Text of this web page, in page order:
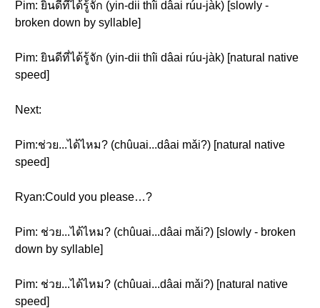
Pim: ยินดีที่ได้รู้จัก (yin-dii thîi dâai rúu-jàk) [slowly -
broken down by syllable]
Pim: ยินดีที่ได้รู้จัก (yin-dii thîi dâai rúu-jàk) [natural native
speed]
Next:
Pim:ช่วย...ได้ไหม? (chûuai...dâai mǎi?) [natural native
speed]
Ryan:Could you please…?
Pim: ช่วย...ได้ไหม? (chûuai...dâai mǎi?) [slowly - broken
down by syllable]
Pim: ช่วย...ได้ไหม? (chûuai...dâai mǎi?) [natural native
speed]